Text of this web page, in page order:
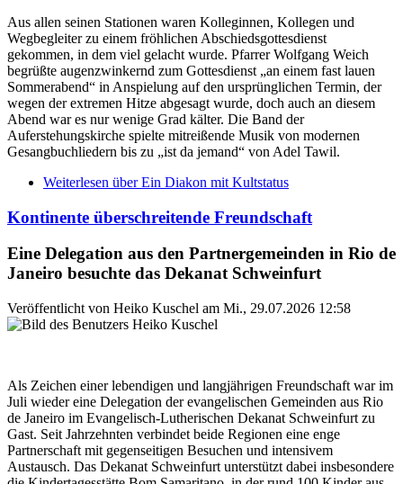
Aus allen seinen Stationen waren Kolleginnen, Kollegen und
Wegbegleiter zu einem fröhlichen Abschiedsgottesdienst
gekommen, in dem viel gelacht wurde. Pfarrer Wolfgang Weich
begrüßte augenzwinkernd zum Gottesdienst „an einem fast lauen
Sommerabend“ in Anspielung auf den ursprünglichen Termin, der
wegen der extremen Hitze abgesagt wurde, doch auch an diesem
Abend war es nur wenige Grad kälter. Die Band der
Auferstehungskirche spielte mitreißende Musik von modernen
Gesangbuchliedern bis zu „ist da jemand“ von Adel Tawil.
Weiterlesen über Ein Diakon mit Kultstatus
Kontinente überschreitende Freundschaft
Eine Delegation aus den Partnergemeinden in Rio de
Janeiro besuchte das Dekanat Schweinfurt
Veröffentlicht von Heiko Kuschel am Mi., 29.07.2026 12:58
Als Zeichen einer lebendigen und langjährigen Freundschaft war im
Juli wieder eine Delegation der evangelischen Gemeinden aus Rio
de Janeiro im Evangelisch-Lutherischen Dekanat Schweinfurt zu
Gast. Seit Jahrzehnten verbindet beide Regionen eine enge
Partnerschaft mit gegenseitigen Besuchen und intensivem
Austausch. Das Dekanat Schweinfurt unterstützt dabei insbesondere